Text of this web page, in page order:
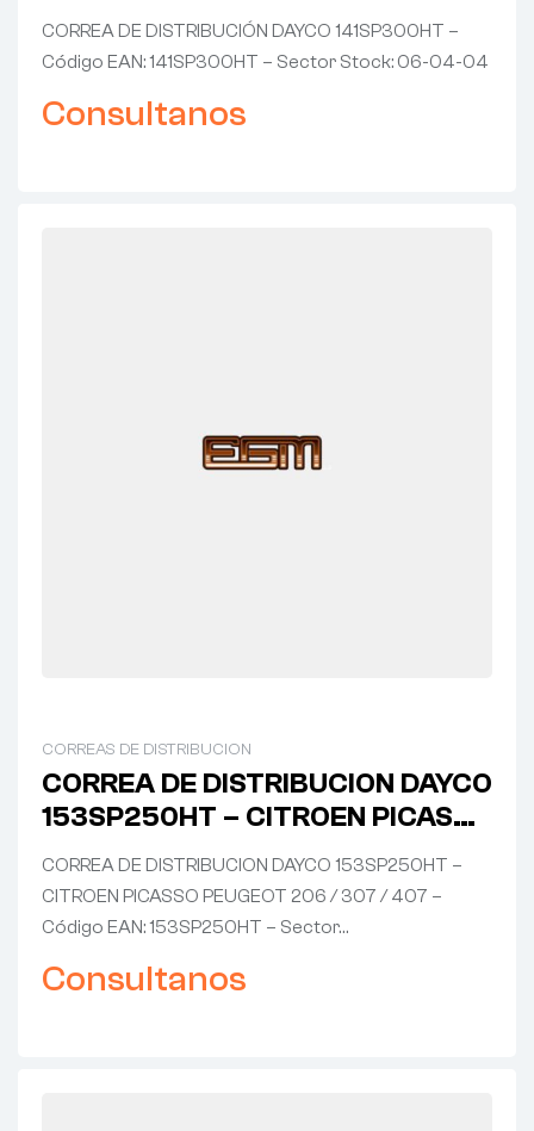
CORREA DE DISTRIBUCIÓN DAYCO 141SP300HT –
Código EAN: 141SP300HT – Sector Stock: 06-04-04
Consultanos
CORREAS DE DISTRIBUCION
CORREA DE DISTRIBUCION DAYCO
153SP250HT – CITROEN PICASSO
PEUGEOT 206 / 307 / 407
CORREA DE DISTRIBUCION DAYCO 153SP250HT –
CITROEN PICASSO PEUGEOT 206 / 307 / 407 –
Código EAN: 153SP250HT – Sector…
Consultanos